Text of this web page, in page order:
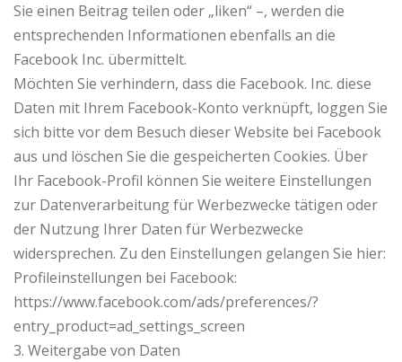
Sie einen Beitrag teilen oder „liken“ –, werden die
entsprechenden Informationen ebenfalls an die
Facebook Inc. übermittelt.
Möchten Sie verhindern, dass die Facebook. Inc. diese
Daten mit Ihrem Facebook-Konto verknüpft, loggen Sie
sich bitte vor dem Besuch dieser Website bei Facebook
aus und löschen Sie die gespeicherten Cookies. Über
Ihr Facebook-Profil können Sie weitere Einstellungen
zur Datenverarbeitung für Werbezwecke tätigen oder
der Nutzung Ihrer Daten für Werbezwecke
widersprechen. Zu den Einstellungen gelangen Sie hier:
Profileinstellungen bei Facebook:
https://www.facebook.com/ads/preferences/?
entry_product=ad_settings_screen
3. Weitergabe von Daten